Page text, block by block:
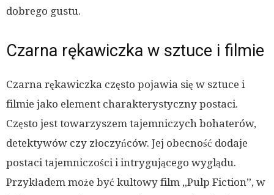
dobrego gustu.
Czarna rękawiczka w sztuce i filmie
Czarna rękawiczka często pojawia się w sztuce i
filmie jako element charakterystyczny postaci.
Często jest towarzyszem tajemniczych bohaterów,
detektywów czy złoczyńców. Jej obecność dodaje
postaci tajemniczości i intrygującego wyglądu.
Przykładem może być kultowy film „Pulp Fiction”, w